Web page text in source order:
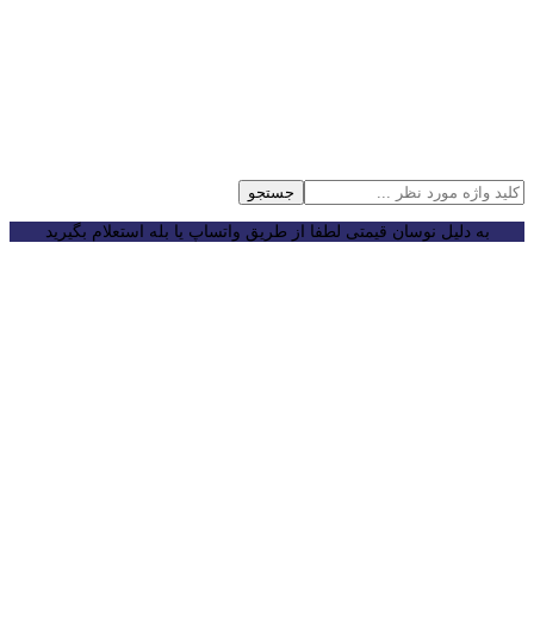
جستجو
به دلیل نوسان قیمتی لطفا از طریق واتساپ یا بله استعلام بگیرید